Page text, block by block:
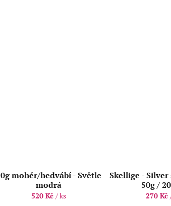
mohér/hedvábí - Světle
modrá
520 Kč/ ks
Skellige -
50g /
270 Kč